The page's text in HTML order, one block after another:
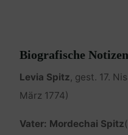
Biografische Notizen
Levia Spitz, gest. 17.
März 1774)
Vater: Mordechai Spitz